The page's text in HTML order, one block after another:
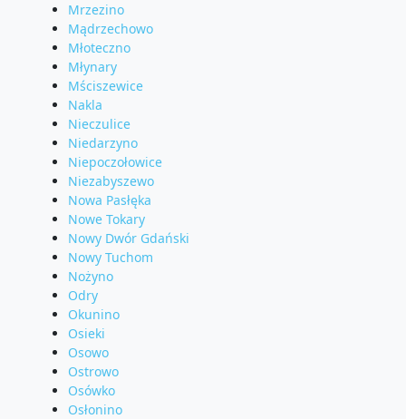
Mrzezino
Mądrzechowo
Młoteczno
Młynary
Mściszewice
Nakla
Nieczulice
Niedarzyno
Niepoczołowice
Niezabyszewo
Nowa Pasłęka
Nowe Tokary
Nowy Dwór Gdański
Nowy Tuchom
Nożyno
Odry
Okunino
Osieki
Osowo
Ostrowo
Osówko
Osłonino